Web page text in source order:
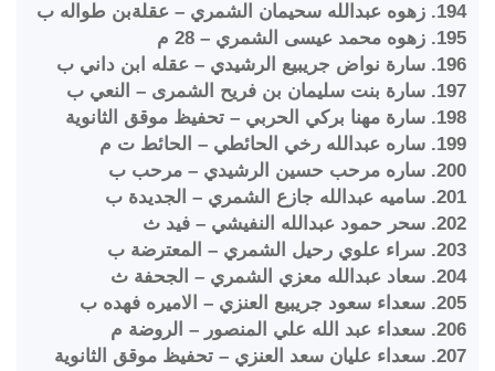
194. زهوه عبدالله سحيمان الشمري – عقلةبن طواله ب
195. زهوه محمد عيسى الشمري – 28 م
196. سارة نواض جريبيع الرشيدي – عقله ابن داني ب
197. سارة بنت سليمان بن فريح الشمرى – النعي ب
198. سارة مهنا بركي الحربي – تحفيظ موقق الثانوية
199. ساره عبدالله رخي الحائطي – الحائط ت م
200. ساره مرحب حسين الرشيدي – مرحب ب
201. ساميه عبدالله جازع الشمري – الجديدة ب
202. سحر حمود عبدالله النفيشي – فيد ث
203. سراء علوي رحيل الشمري – المعترضة ب
204. سعاد عبدالله معزي الشمري – الجحفة ث
205. سعداء سعود جريبيع العنزي – الاميره فهده ب
206. سعداء عبد الله علي المنصور – الروضة م
207. سعداء عليان سعد العنزي – تحفيظ موقق الثانوية